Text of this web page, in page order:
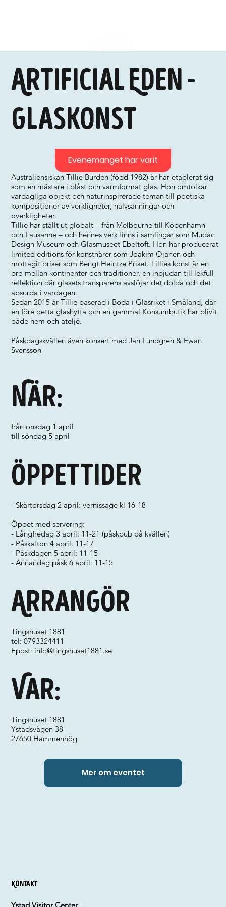
Artificial Eden -
glaskonst
Australiensiskan Tillie Burden (född 1982) är har etablerat sig
som en mästare i blåst och varmformat glas. Hon omtolkar
vardagliga objekt och naturinspirerade teman till poetiska
kompositioner av verkligheter, halvsanningar och
overkligheter.
Tillie har ställt ut globalt – från Melbourne till Köpenhamn
och Lausanne – och hennes verk finns i samlingar som Mudac
Design Museum och Glasmuseet Ebeltoft. Hon har producerat
limited editions för konstnärer som Joakim Ojanen och
mottagit priser som Bengt Heintze Priset. Tillies konst är en
bro mellan kontinenter och traditioner, en inbjudan till lekfull
reflektion där glasets transparens avslöjar det dolda och det
absurda i vardagen.
Sedan 2015 är Tillie baserad i Boda i Glasriket i Småland, där
en före detta glashytta och en gammal Konsumbutik har blivit
både hem och ateljé.
Påskdagskvällen även konsert med Jan Lundgren & Ewan
Svensson
När:
från onsdag 1 april
till söndag 5 april
Var:
Arrangör
Tingshuset 1881
tel: 0793324411
Epost: info@tingshuset1881.se
Tingshuset 1881
Ystadsvägen 38
27650 Hammenhög
Öppettider
- Skärtorsdag 2 april: vernissage kl 16-18
Öppet med servering:
- Långfredag 3 april: 11-21 (påskpub på kvällen)
- Påskafton 4 april: 11-17
- Påskdagen 5 april: 11-15
- Annandag påsk 6 april: 11-15
Mer om eventet
Evenemanget har varit
Kontakt